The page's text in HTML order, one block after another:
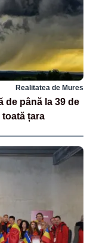
Realitatea de Mures
de până la 39 de
țara